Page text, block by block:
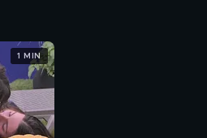
Iva Zanicchi: "La tv mi
ha dato l'amore del
pubblico"
Iva Zanicchi e il bilancio
della sua carriera
1 MIN